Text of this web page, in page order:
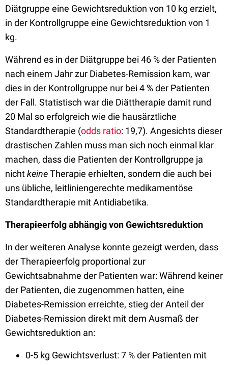
Diätgruppe eine Gewichtsreduktion von 10 kg erzielt,
in der Kontrollgruppe eine Gewichtsreduktion von 1
kg.
Während es in der Diätgruppe bei 46 % der Patienten
nach einem Jahr zur Diabetes-Remission kam, war
dies in der Kontrollgruppe nur bei 4 % der Patienten
der Fall. Statistisch war die Diättherapie damit rund
20 Mal so erfolgreich wie die hausärztliche
Standardtherapie (odds ratio: 19,7). Angesichts dieser
drastischen Zahlen muss man sich noch einmal klar
machen, dass die Patienten der Kontrollgruppe ja
nichtkeineTherapie erhielten, sondern die auch bei
uns übliche, leitliniengerechte medikamentöse
Standardtherapie mit Antidiabetika.
Therapieerfolg abhängig von Gewichtsreduktion
In der weiteren Analyse konnte gezeigt werden, dass
der Therapieerfolg proportional zur
Gewichtsabnahme der Patienten war: Während keiner
der Patienten, die zugenommen hatten, eine
Diabetes-Remission erreichte, stieg der Anteil der
Diabetes-Remission direkt mit dem Ausmaß der
Gewichtsreduktion an:
0-5 kg Gewichtsverlust: 7 % der Patienten mit